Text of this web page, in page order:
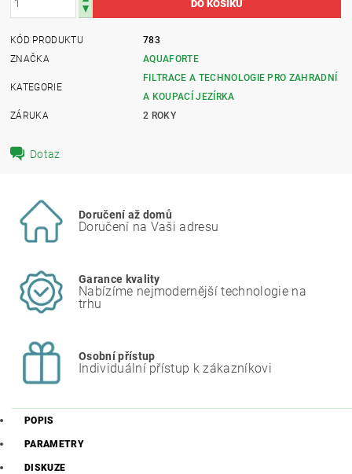
KÓD PRODUKTU
783
ZNAČKA
AQUAFORTE
KATEGORIE
FILTRACE A TECHNOLOGIE PRO ZAHRADNÍ
A KOUPACÍ JEZÍRKA
ZÁRUKA
2 ROKY
Dotaz
Doručení až domů
Doručení na Vaši adresu
Garance kvality
Nabízíme nejmodernější technologie na
trhu
Osobní přístup
Individuální přístup k zákazníkovi
POPIS
PARAMETRY
DISKUZE